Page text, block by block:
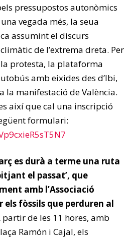
pressupostos autonòmics
vegada més, la seua
assumint el discurs
de l’extrema dreta. Per
protesta, la plataforma
amb eixides des d’Ibi,
la manifestació de València.
així que cal una inscripció
formulari:
es durà a terme una ruta
el passat’, que
amb l’Associació
els fòssils que perduren al
partir de les 11 hores, amb
Ramón i Cajal, els